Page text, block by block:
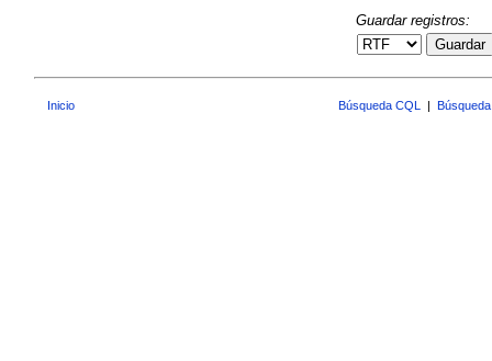
Guardar registros:
Guardar
Inicio Búsqueda CQL